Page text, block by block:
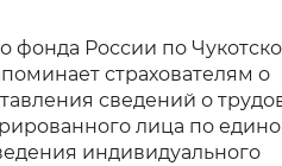
Цвет сайта
Инверсивный
Синий фон
фонда России по
страхователям о
сведений о
лица по
индивидуального